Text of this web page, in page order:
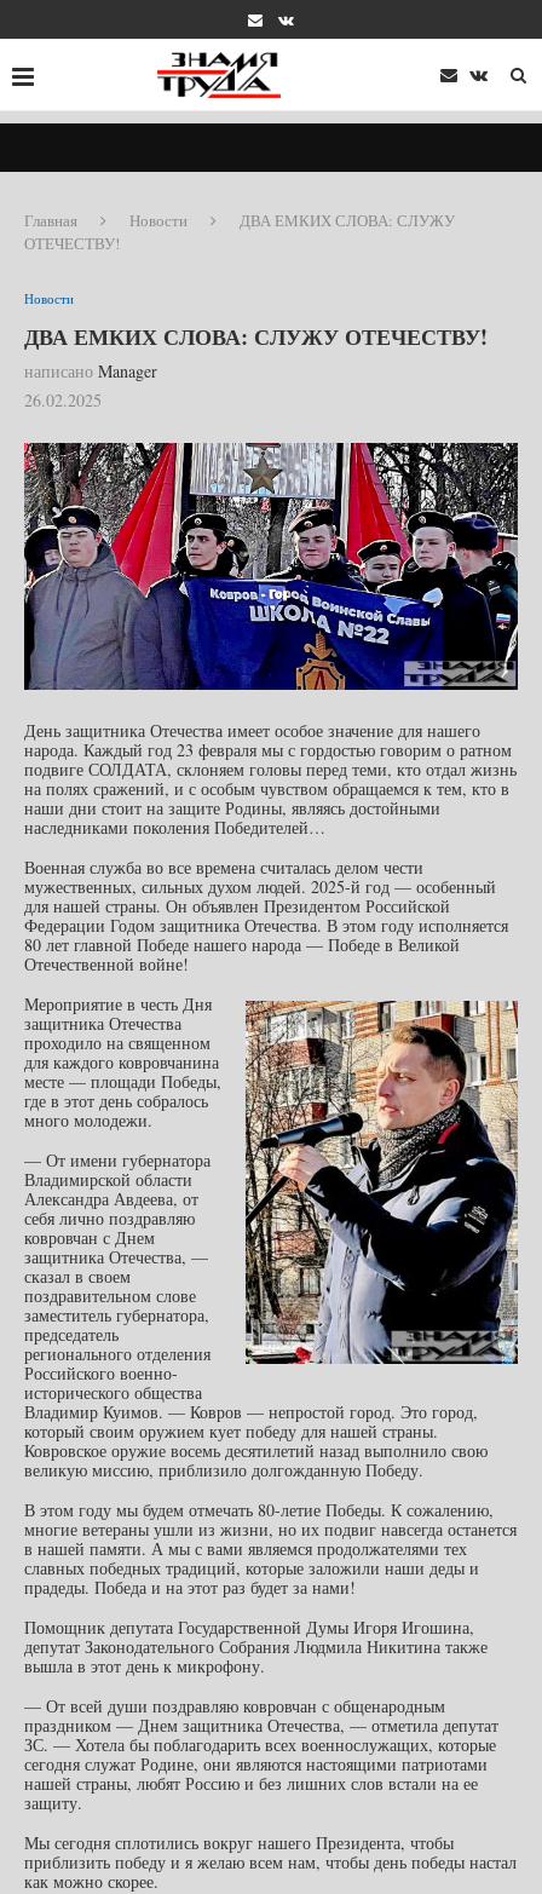
Главная Новости
ДВА ЕМКИХ СЛОВА: СЛУЖУ
ОТЕЧЕСТВУ!
Новости
ДВА ЕМКИХ СЛОВА: СЛУЖУ ОТЕЧЕСТВУ!
написано Manager
26.02.2025
День защитника Отечества имеет особое значение для нашего
народа. Каждый год 23 февраля мы с гордостью говорим о ратном
подвиге СОЛДАТА, склоняем головы перед теми, кто отдал жизнь
на полях сражений, и с особым чувством обращаемся к тем, кто в
наши дни стоит на защите Родины, являясь достойными
наследниками поколения Победителей…
Военная служба во все времена считалась делом чести
мужественных, сильных духом людей. 2025-й год — особенный
для нашей страны. Он объявлен Президентом Российской
Федерации Годом защитника Отечества. В этом году исполняется
80 лет главной Победе нашего народа — Победе в Великой
Отечественной войне!
Мероприятие в честь Дня
защитника Отечества
проходило на священном
для каждого ковровчанина
месте — площади Победы,
где в этот день собралось
много молодежи.
— От имени губернатора
Владимирской области
Александра Авдеева, от
себя лично поздравляю
ковровчан с Днем
защитника Отечества, —
сказал в своем
поздравительном слове
заместитель губернатора,
председатель
регионального отделения
Российского военно-
исторического общества
Владимир Куимов. — Ковров — непростой город. Это город,
который своим оружием кует победу для нашей страны.
Ковровское оружие восемь десятилетий назад выполнило свою
великую миссию, приблизило долгожданную Победу.
В этом году мы будем отмечать 80-летие Победы. К сожалению,
многие ветераны ушли из жизни, но их подвиг навсегда останется
в нашей памяти. А мы с вами являемся продолжателями тех
славных победных традиций, которые заложили наши деды и
прадеды. Победа и на этот раз будет за нами!
Помощник депутата Государственной Думы Игоря Игошина,
депутат Законодательного Собрания Людмила Никитина также
вышла в этот день к микрофону.
— От всей души поздравляю ковровчан с общенародным
праздником — Днем защитника Отечества, — отметила депутат
ЗС. — Хотела бы поблагодарить всех военнослужащих, которые
сегодня служат Родине, они являются настоящими патриотами
нашей страны, любят Россию и без лишних слов встали на ее
защиту.
Мы сегодня сплотились вокруг нашего Президента, чтобы
приблизить победу и я желаю всем нам, чтобы день победы настал
как можно скорее.